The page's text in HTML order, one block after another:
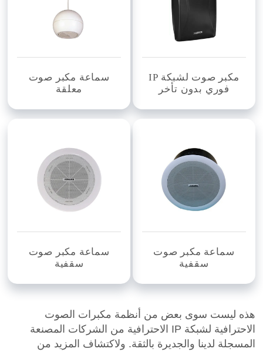
مكبر صوت لشبكة IP
فوري بدون تأخر
سماعة مكبر صوت
معلقة
سماعة مكبر صوت
سقفية
سماعة مكبر صوت
سقفية
هذه ليست سوى بعض من أنظمة مكبرات الصوت
الاحترافية لشبكة IP الاحترافية من الشركات المصنعة
المسجلة لدينا والجديرة بالثقة. ولاكتشاف المزيد من